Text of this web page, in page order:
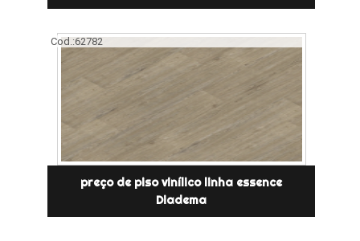
Cod.:62782
preço de piso vinílico linha essence
Diadema